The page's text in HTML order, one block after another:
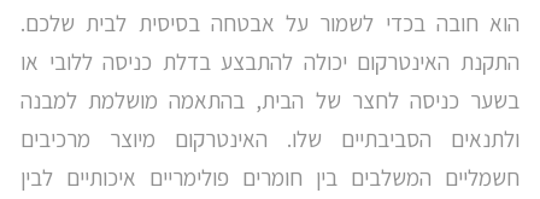
הוא חובה בכדי לשמור על אבטחה בסיסית לבית שלכם.
התקנת האינטרקום יכולה להתבצע בדלת כניסה ללובי או
בשער כניסה לחצר של הבית, בהתאמה מושלמת למבנה
ולתנאים הסביבתיים שלו. האינטרקום מיוצר מרכיבים
חשמליים המשלבים בין חומרים פולימריים איכותיים לבין